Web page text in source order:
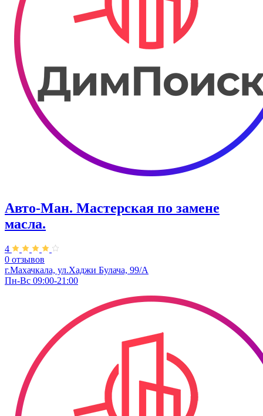
Авто-Ман. Мастерская по замене
масла.
4
0 отзывов
г.Махачкала, ​ул.Хаджи Булача, 99/А
Пн-Вс 09:00-21:00